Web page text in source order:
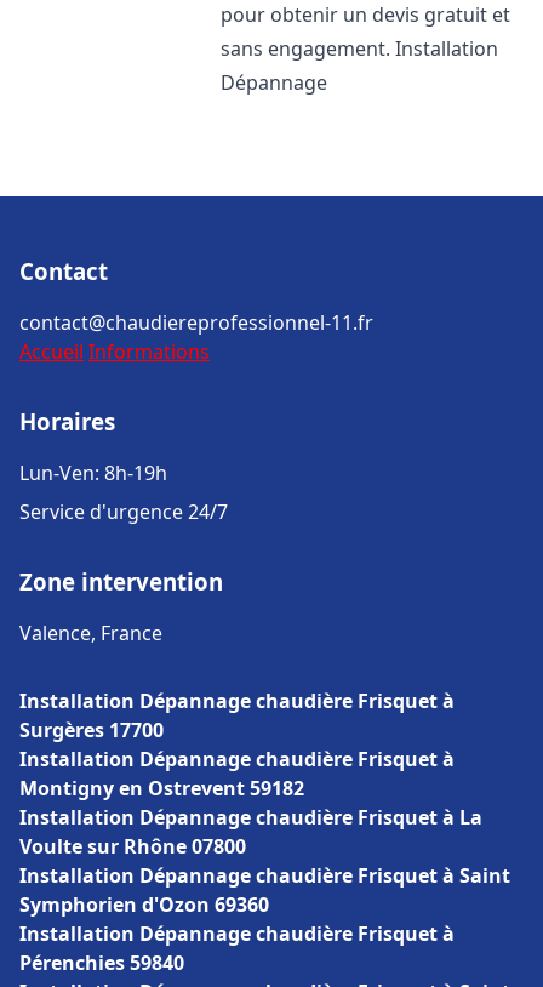
pour obtenir un devis gratuit et
sans engagement. Installation
Dépannage
Contact
contact@chaudiereprofessionnel-11.fr
Accueil Informations
Horaires
Lun-Ven: 8h-19h
Service d'urgence 24/7
Zone intervention
Valence, France
Installation Dépannage chaudière Frisquet à
Surgères 17700
Installation Dépannage chaudière Frisquet à
Montigny en Ostrevent 59182
Installation Dépannage chaudière Frisquet à La
Voulte sur Rhône 07800
Installation Dépannage chaudière Frisquet à Saint
Symphorien d'Ozon 69360
Installation Dépannage chaudière Frisquet à
Pérenchies 59840